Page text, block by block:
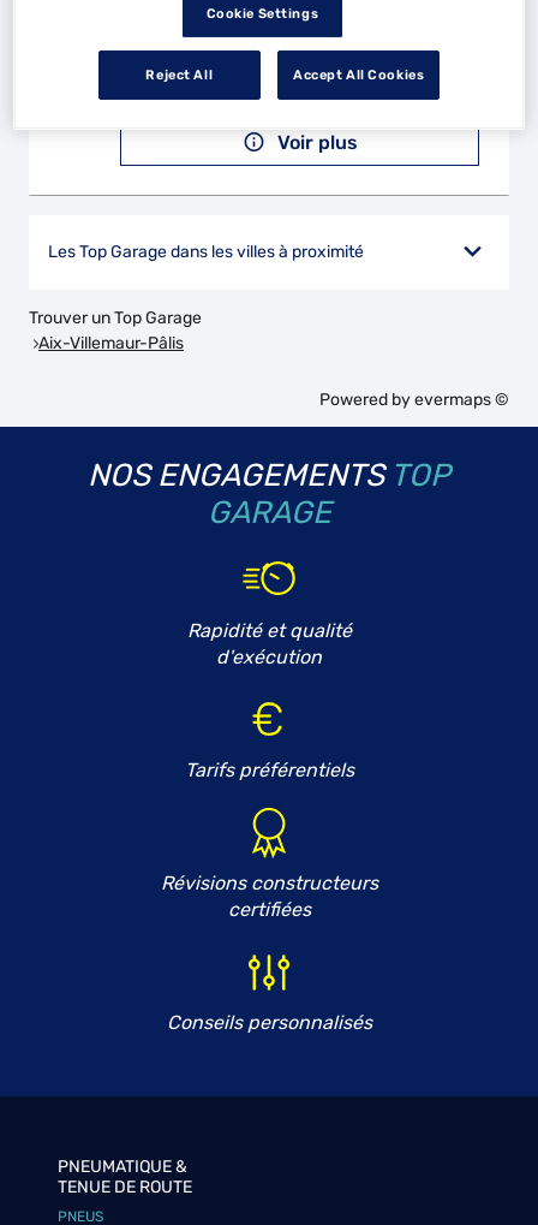
km
3 B Boulevard de Dijon
10800 ST JULIEN LES VILLAS
Fermé actuellement
Téléphone
Voir plus
Les Top Garage dans les villes à proximité
Trouver un Top Garage
Aix-Villemaur-Pâlis
Powered byevermaps ©
NOS ENGAGEMENTS TOP
GARAGE
Rapidité et qualité
d'exécution
Tarifs préférentiels
Révisions constructeurs
certifiées
Conseils personnalisés
PNEUMATIQUE &
TENUE DE ROUTE
PNEUS
Cookie Settings
Reject All Accept All Cookies